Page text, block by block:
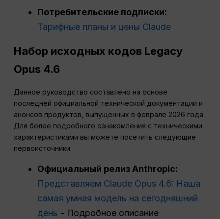
Потребительские подписки:
Тарифные планы и цены Claude
Набор исходных кодов Legacy
Opus 4.6
Данное руководство составлено на основе
последней официальной технической документации и
анонсов продуктов, выпущенных в феврале 2026 года.
Для более подробного ознакомления с техническими
характеристиками вы можете посетить следующие
первоисточники:
Официальный релиз Anthropic:
Представляем Claude Opus 4.6: Наша
самая умная модель на сегодняшний
день - Подробное описание